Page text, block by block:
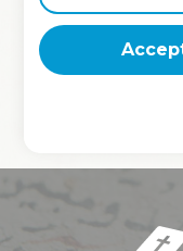
deviennent vos
équipe, un groupe